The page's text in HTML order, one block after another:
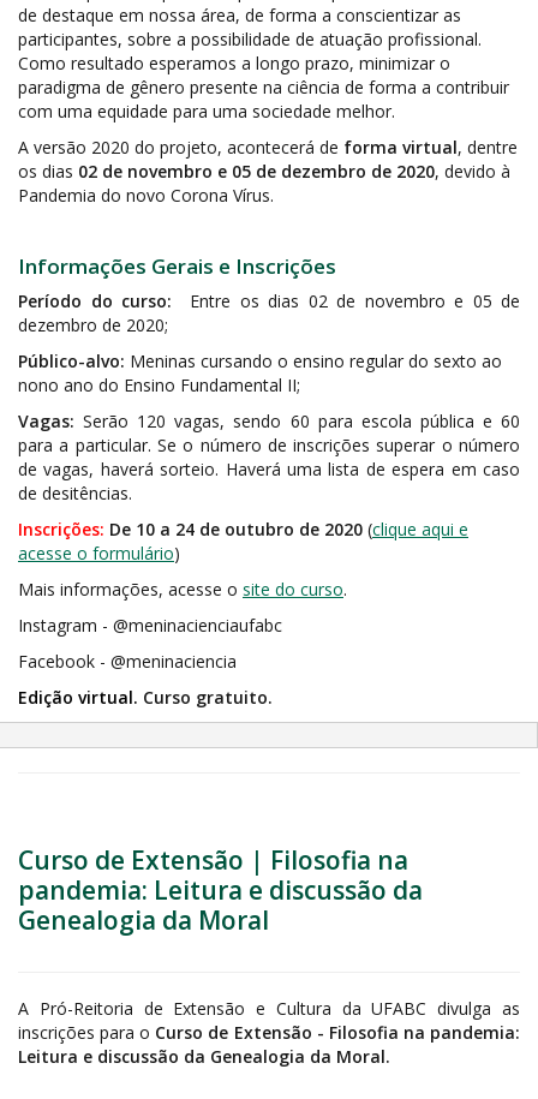
de destaque em nossa área, de forma a conscientizar as
participantes, sobre a possibilidade de atuação profissional.
Como resultado esperamos a longo prazo, minimizar o
paradigma de gênero presente na ciência de forma a contribuir
com uma equidade para uma sociedade melhor.
A versão 2020 do projeto, acontecerá de forma virtual, dentre
os dias 02 de novembro e 05 de dezembro de 2020, devido à
Pandemia do novo Corona Vírus.
Informações Gerais e Inscrições
Período do curso:
Entre os dias 02 de novembro e 05 de
dezembro de 2020;
Público-alvo: Meninas cursando o ensino regular do sexto ao
nono ano do Ensino Fundamental II;
Vagas:Serão 120 vagas, sendo 60 para escola pública e 60
para a particular. Se o número de inscrições superar o número
de vagas, haverá sorteio. Haverá uma lista de espera em caso
de desitências.
Inscrições: De 10 a 24 de outubro de 2020 (clique aqui e
acesse o formulário)
Mais informações, acesse o site do curso.
Instagram - @meninacienciaufabc
Facebook - @meninaciencia
Edição virtual. Curso gratuito.
Curso de Extensão | Filosofia na
pandemia: Leitura e discussão da
Genealogia da Moral
A Pró-Reitoria de Extensão e Cultura da UFABC divulga as
inscrições para o Curso de Extensão - Filosofia na pandemia:
Leitura e discussão da Genealogia da Moral.